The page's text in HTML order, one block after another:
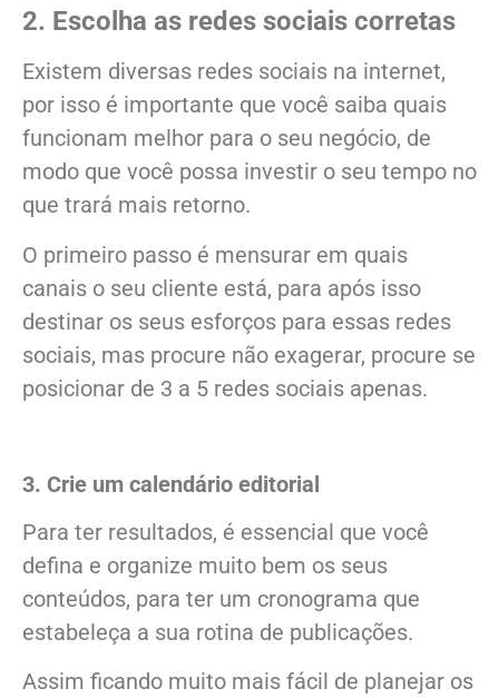
2. Escolha as redes sociais corretas
Existem diversas redes sociais na internet,
por isso é importante que você saiba quais
funcionam melhor para o seu negócio, de
modo que você possa investir o seu tempo no
que trará mais retorno.
O primeiro passo é mensurar em quais
canais o seu cliente está, para após isso
destinar os seus esforços para essas redes
sociais, mas procure não exagerar, procure se
posicionar de 3 a 5 redes sociais apenas.
3. Crie um calendário editorial
Para ter resultados, é essencial que você
defina e organize muito bem os seus
conteúdos, para ter um cronograma que
estabeleça a sua rotina de publicações.
Assim ficando muito mais fácil de planejar os